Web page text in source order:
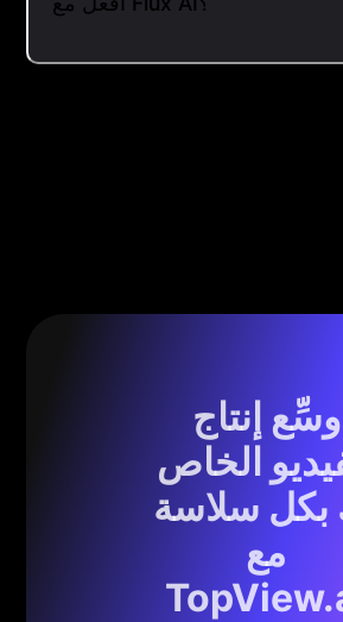
وسِّع إنتاج
الخاص
بكل سلاسة
مع